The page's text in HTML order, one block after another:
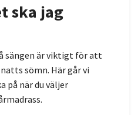
ska jag
sängen är viktigt för att
sömn. Här går vi
på när du väljer